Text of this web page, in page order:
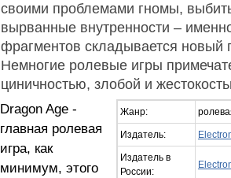
своими проблемами гномы,
вырванные внутренности –
фрагментов складывается новый
Немногие ролевые игры
циничностью, злобой и
Жанр:
Издатель:
Издатель в
России:
Dragon Age -
главная ролевая
игра, как
минимум, этого